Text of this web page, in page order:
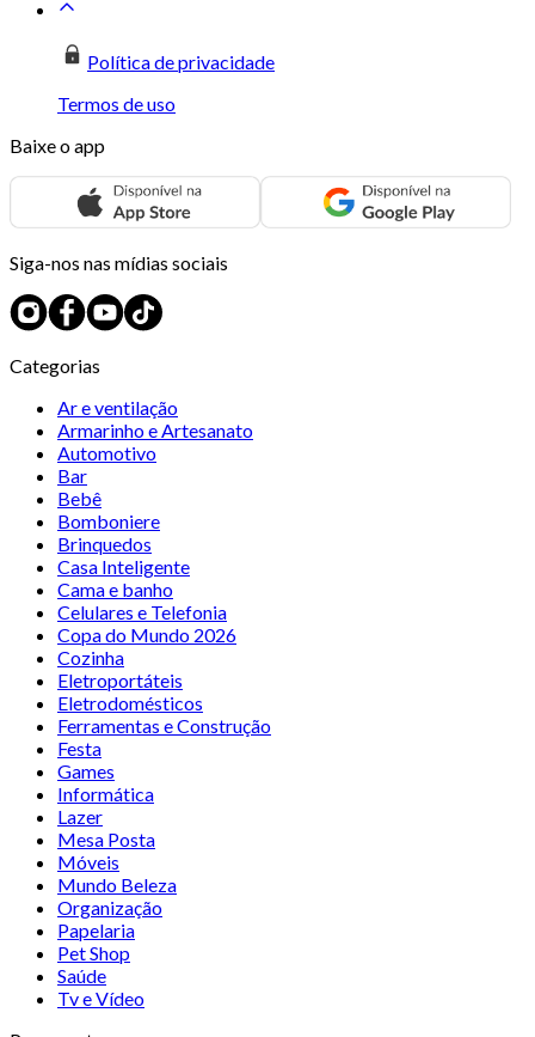
Política de privacidade
Termos de uso
Baixe o app
Siga-nos nas mídias sociais
Categorias
Ar e ventilação
Armarinho e Artesanato
Automotivo
Bar
Bebê
Bomboniere
Brinquedos
Casa Inteligente
Cama e banho
Celulares e Telefonia
Copa do Mundo 2026
Cozinha
Eletroportáteis
Eletrodomésticos
Ferramentas e Construção
Festa
Games
Informática
Lazer
Mesa Posta
Móveis
Mundo Beleza
Organização
Papelaria
Pet Shop
Saúde
Tv e Vídeo